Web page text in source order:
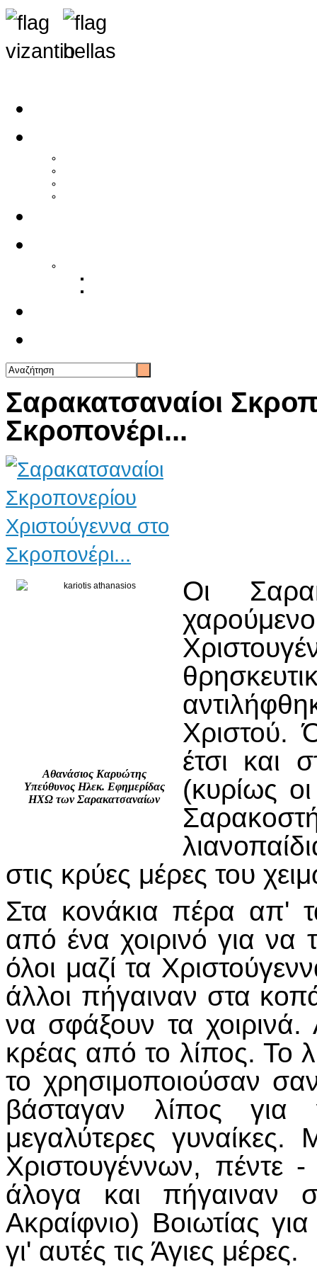
Σαρακατσαναίοι
Σκροπονέρι...
Αθανάσιος Καρυώτης
Υπεύθυνος Ηλεκ. Εφημερίδας
ΗΧΩ των Σαρακατσαναίων
Οι
Χριστού.
έτσι και
(κυρίως
στις κρύες μέρες του
Στα κονάκια πέρα απ'
από ένα χοιρινό για να
όλοι μαζί τα
άλλοι πήγαιναν στα
να σφάξουν τα
κρέας από το λίπος. Το
το χρησιμοποιούσαν
βάσταγαν λίπος για
μεγαλύτερες
Χριστουγέννων, πέντε -
άλογα και πήγαιναν
Ακραίφνιο) Βοιωτίας
γι' αυτές τις Άγιες μέρες.